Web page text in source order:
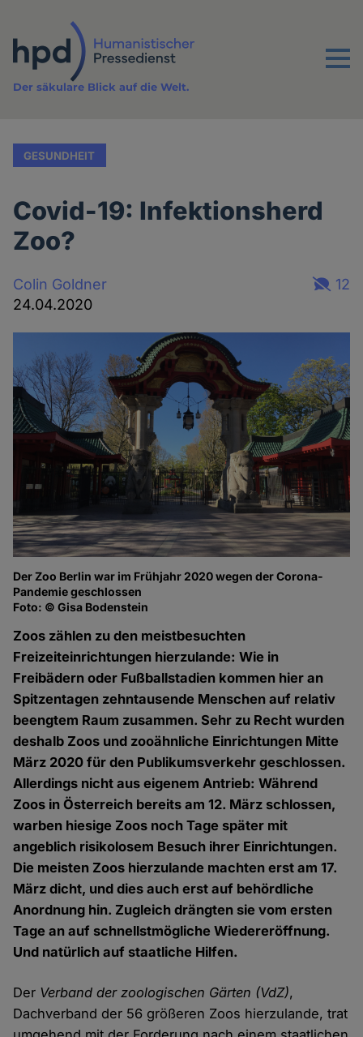
Inhalt
Menu
Der säkulare Blick auf die Welt.
GESUNDHEIT
Covid-19: Infektionsherd
Zoo?
Colin Goldner
24.04.2020
12
Der Zoo Berlin war im Frühjahr 2020 wegen der Corona-
Pandemie geschlossen
Foto: © Gisa Bodenstein
Zoos zählen zu den meistbesuchten
Freizeiteinrichtungen hierzulande: Wie in
Freibädern oder Fußballstadien kommen hier an
Spitzentagen zehntausende Menschen auf relativ
beengtem Raum zusammen. Sehr zu Recht wurden
deshalb Zoos und zooähnliche Einrichtungen Mitte
März 2020 für den Publikumsverkehr geschlossen.
Allerdings nicht aus eigenem Antrieb: Während
Zoos in Österreich bereits am 12. März schlossen,
warben hiesige Zoos noch Tage später mit
angeblich risikolosem Besuch ihrer Einrichtungen.
Die meisten Zoos hierzulande machten erst am 17.
März dicht, und dies auch erst auf behördliche
Anordnung hin. Zugleich drängten sie vom ersten
Tage an auf schnellstmögliche Wiedereröffnung.
Und natürlich auf staatliche Hilfen.
Der Verband der zoologischen Gärten (VdZ),
Dachverband der 56 größeren Zoos hierzulande, trat